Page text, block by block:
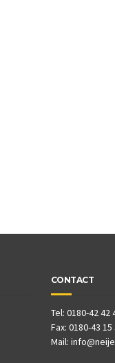
CONTACT
Tel: 0180-42 42
Fax: 0180-43 15
Mail: